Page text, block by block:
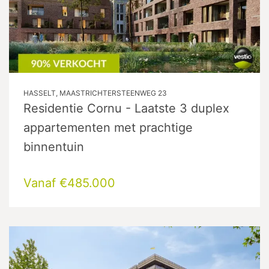
HASSELT, MAASTRICHTERSTEENWEG 23
Residentie Cornu - Laatste 3 duplex
appartementen met prachtige
binnentuin
Vanaf €485.000